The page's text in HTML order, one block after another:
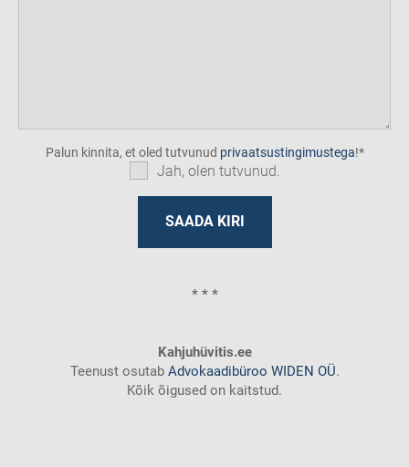
Palun kinnita, et oled tutvunud privaatsustingimustega!
Jah, olen tutvunud.
* * *
Kahjuhüvitis.ee
Teenust osutabAdvokaadibüroo WIDEN OÜ.
Kõik õigused on kaitstud.